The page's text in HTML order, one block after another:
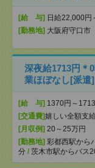
[給 与] 日給22,000円
[勤務地] 大阪府守口市
深夜給1713円＊
業ほぼなし[派遣]
[給 与] 1370円～
[交通費]嬉しい全額支
[月収例] 20～25万円
[勤務地] 彩都西駅から
分 / 茨木市駅からバス